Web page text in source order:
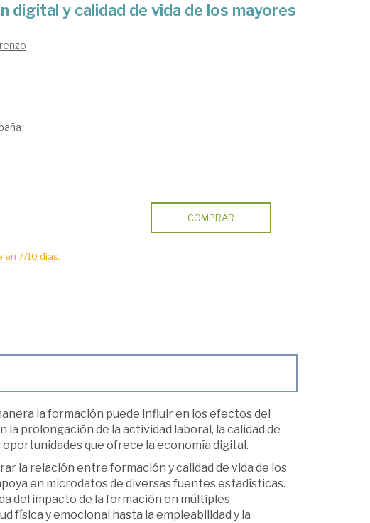
digital y calidad de vida de los mayores
en 7/10 días.
COMPRAR
la formación puede influir en los efectos del
prolongación de la actividad laboral, la calidad de
que ofrece la economía digital.
la relación entre formación y calidad de vida de los
en microdatos de diversas fuentes estadísticas.
del impacto de la formación en múltiples
física y emocional hasta la empleabilidad y la